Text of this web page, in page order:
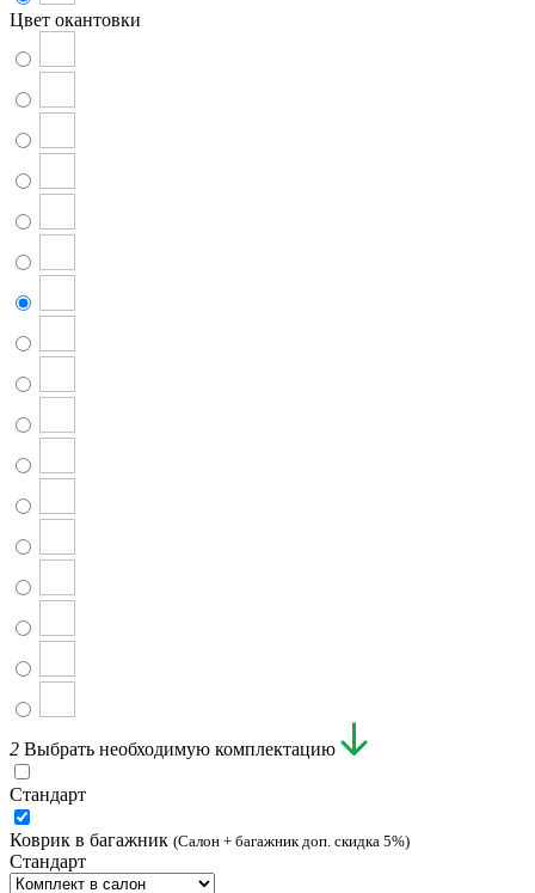
Цвет окантовки
2 Выбрать необходимую комплектацию
Стандарт
Коврик в багажник (Салон + багажник доп. скидка 5%)
Стандарт